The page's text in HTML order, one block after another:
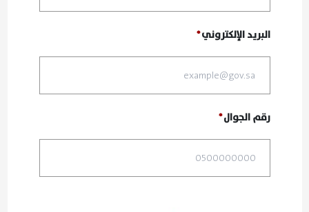
البريد الإلكتروني
رقم الجوال